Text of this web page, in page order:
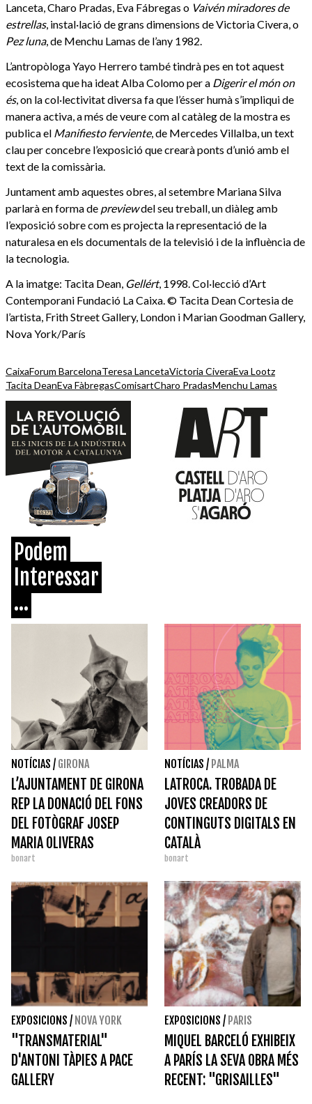
Lanceta, Charo Pradas, Eva Fábregas o Vaivén miradores de
estrellas, instal·lació de grans dimensions de Victoria Civera, o
Pez luna, de Menchu Lamas de l’any 1982.
L’antropòloga Yayo Herrero també tindrà pes en tot aquest
ecosistema que ha ideat Alba Colomo per a Digerir el món on
és, on la col·lectivitat diversa fa que l’ésser humà s’impliqui de
manera activa, a més de veure com al catàleg de la mostra es
publica el Manifiesto ferviente, de Mercedes Villalba, un text
clau per concebre l’exposició que crearà ponts d’unió amb el
text de la comissària.
Juntament amb aquestes obres, al setembre Mariana Silva
parlarà en forma de previewdel seu treball, un diàleg amb
l’exposició sobre com es projecta la representació de la
naturalesa en els documentals de la televisió i de la influència de
la tecnologia.
A la imatge: Tacita Dean, Gellért, 1998. Col·lecció d’Art
Contemporani Fundació La Caixa. © Tacita Dean Cortesia de
l’artista, Frith Street Gallery, London i Marian Goodman Gallery,
Nova York/París
CaixaForum BarcelonaTeresa LancetaVictoria CiveraEva Lootz
Tacita DeanEva FàbregasComisartCharo PradasMenchu Lamas
Podem
Interessar
...
NOTÍCIAS / GIRONA
L’AJUNTAMENT DE GIRONA
REP LA DONACIÓ DEL FONS
DEL FOTÒGRAF JOSEP
MARIA OLIVERAS
bonart
NOTÍCIAS / PALMA
LATROCA. TROBADA DE
JOVES CREADORS DE
CONTINGUTS DIGITALS EN
CATALÀ
bonart
EXPOSICIONS / NOVA YORK
"TRANSMATERIAL"
D'ANTONI TÀPIES A PACE
GALLERY
EXPOSICIONS / PARIS
MIQUEL BARCELÓ EXHIBEIX
A PARÍS LA SEVA OBRA MÉS
RECENT: "GRISAILLES"